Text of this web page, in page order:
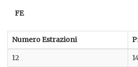
FE
Numero Estrazioni
12